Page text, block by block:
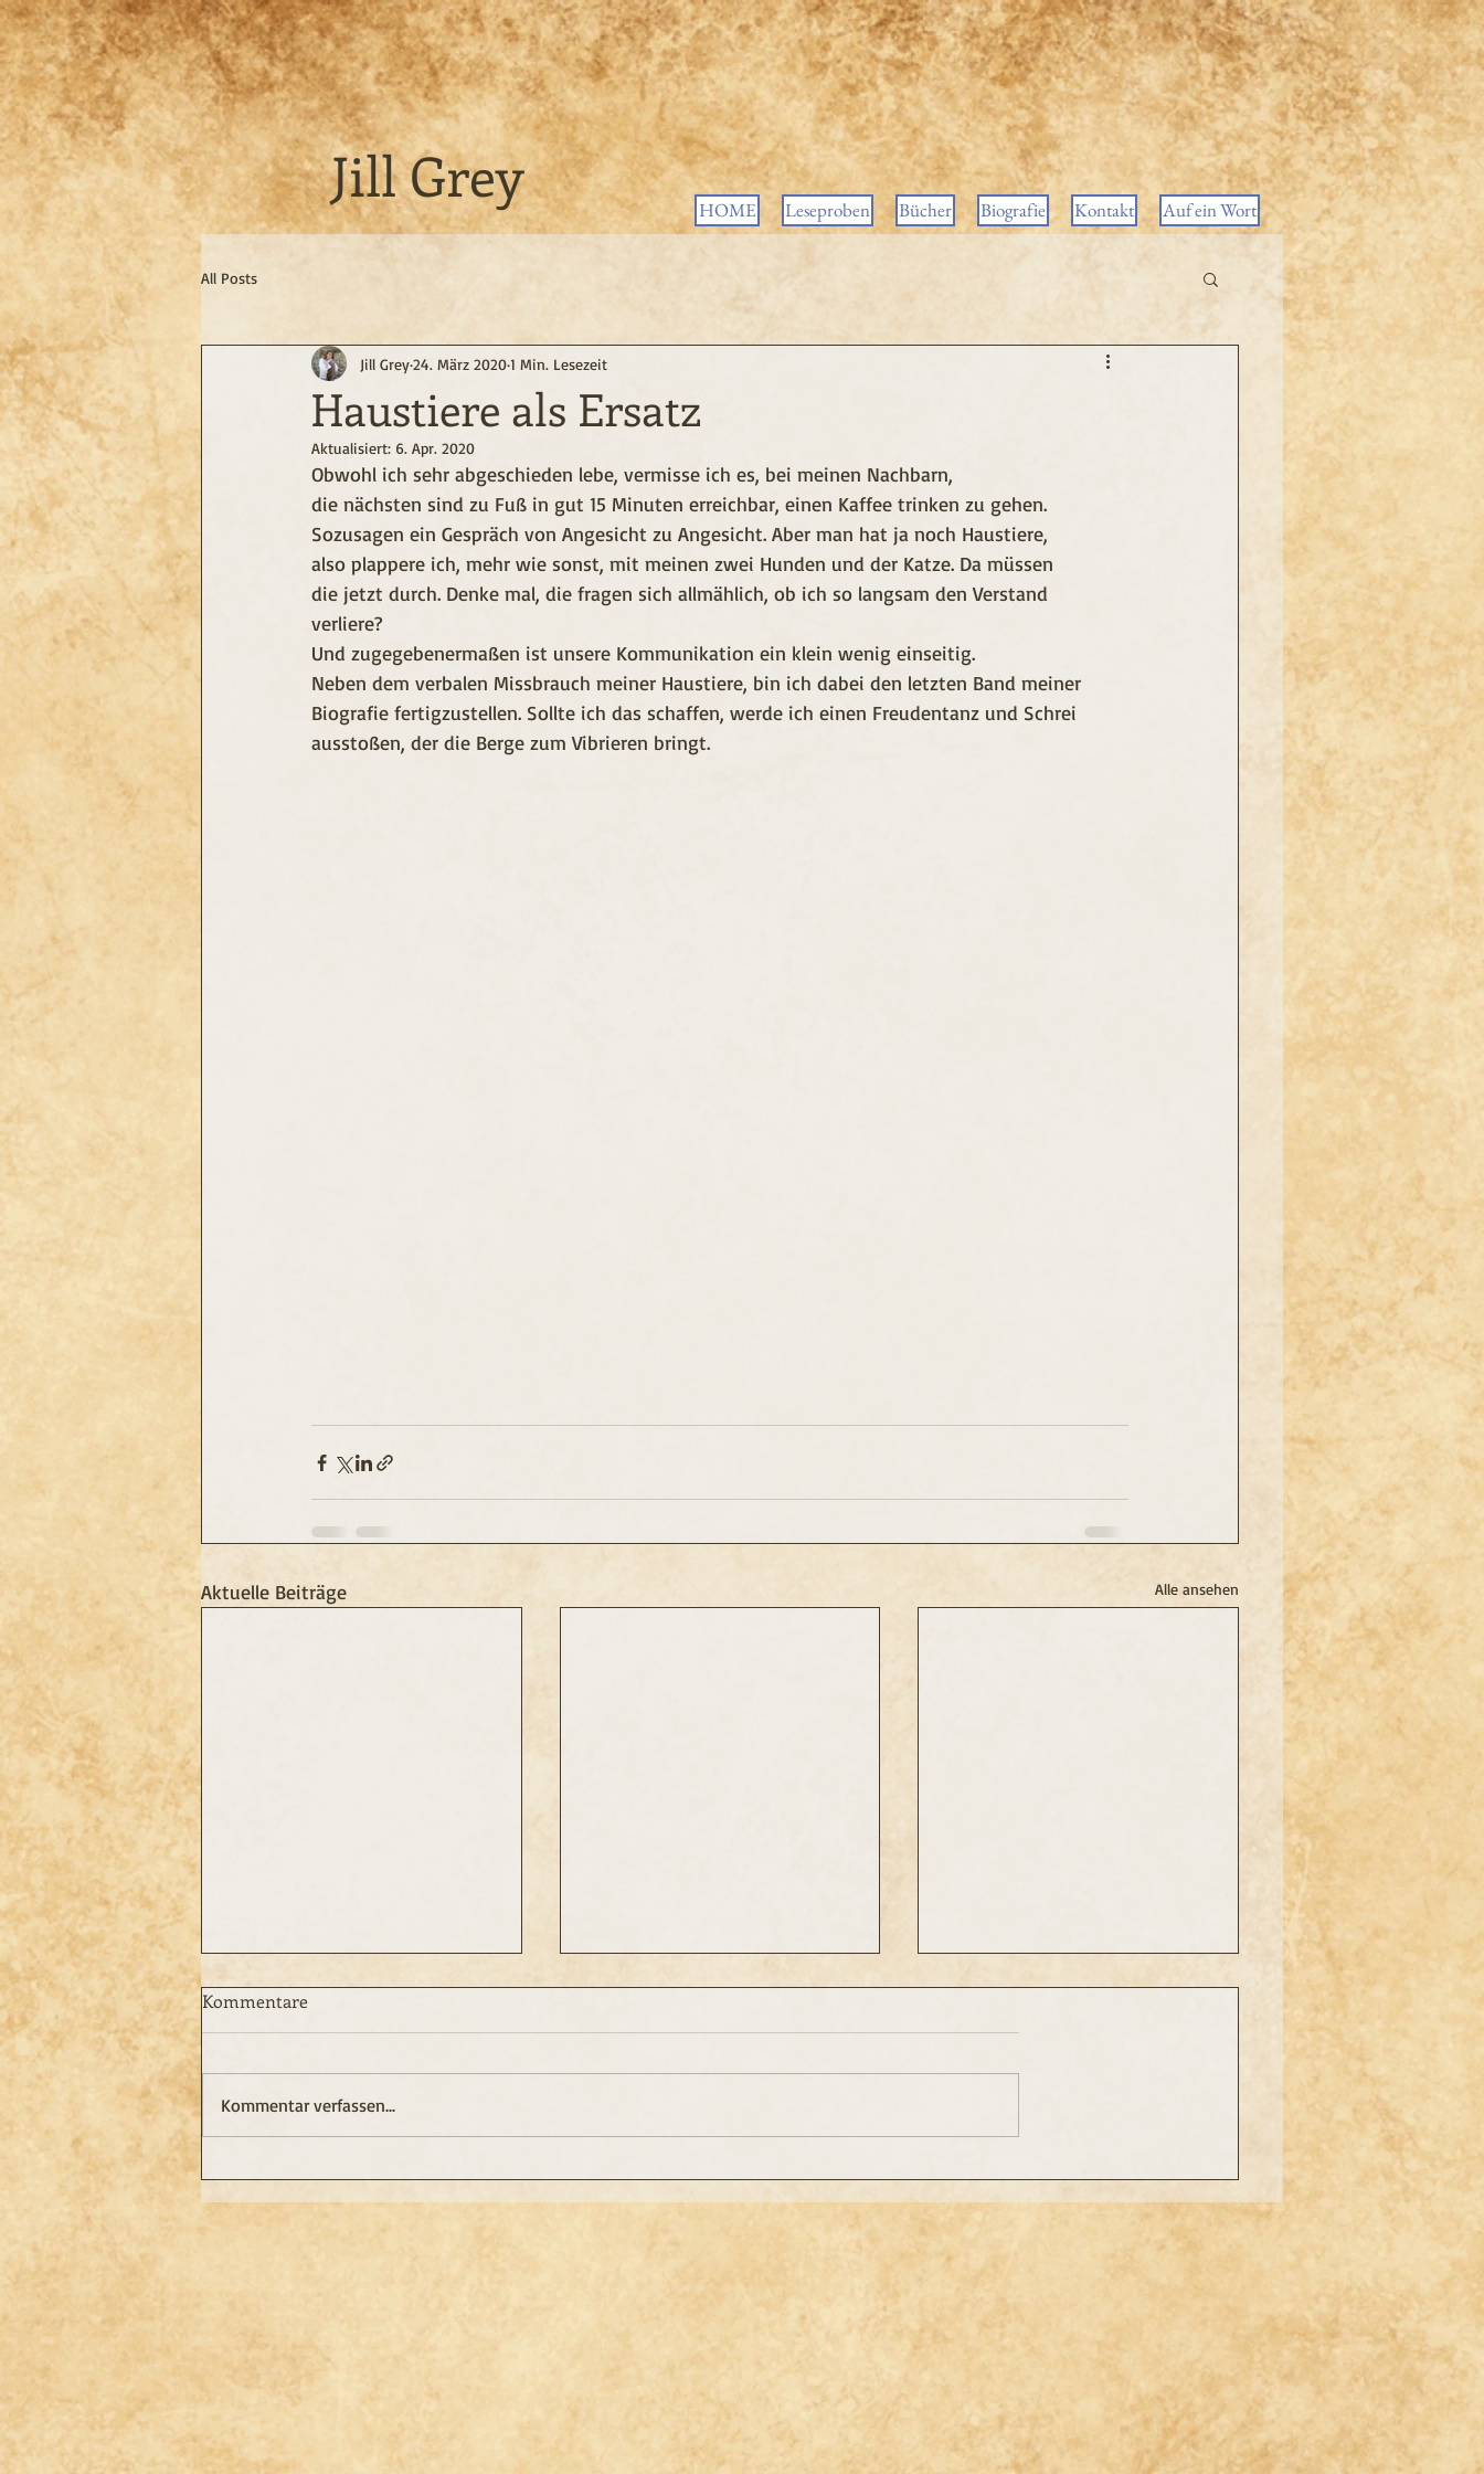
Jill Grey HOME Leseproben Bücher Biografie Kontakt Auf ein Wort
All Posts
Haustiere als Ersatz
Jill Grey24. März 20201 Min. Lesezeit
Aktualisiert: 6. Apr. 2020
Obwohl ich sehr abgeschieden lebe, vermisse ich es, bei meinen Nachbarn,
die nächsten sind zu Fuß in gut 15 Minuten erreichbar, einen Kaffee trinken zu gehen.
Sozusagen ein Gespräch von Angesicht zu Angesicht. Aber man hat ja noch Haustiere,
also plappere ich, mehr wie sonst, mit meinen zwei Hunden und der Katze. Da müssen
die jetzt durch. Denke mal, die fragen sich allmählich, ob ich so langsam den Verstand
verliere?
Und zugegebenermaßen ist unsere Kommunikation ein klein wenig einseitig.
Neben dem verbalen Missbrauch meiner Haustiere, bin ich dabei den letzten Band meiner
Biografie fertigzustellen. Sollte ich das schaffen, werde ich einen Freudentanz und Schrei
ausstoßen, der die Berge zum Vibrieren bringt.
Aktuelle Beiträge Alle ansehen
»Ein Leben«
Liebe Leser, vergebt mir, dass ich
intensiv für den Tierschutz.
Insofern möchte ich euch einen
gehalten …
Kommentare
Kommentar verfassen...